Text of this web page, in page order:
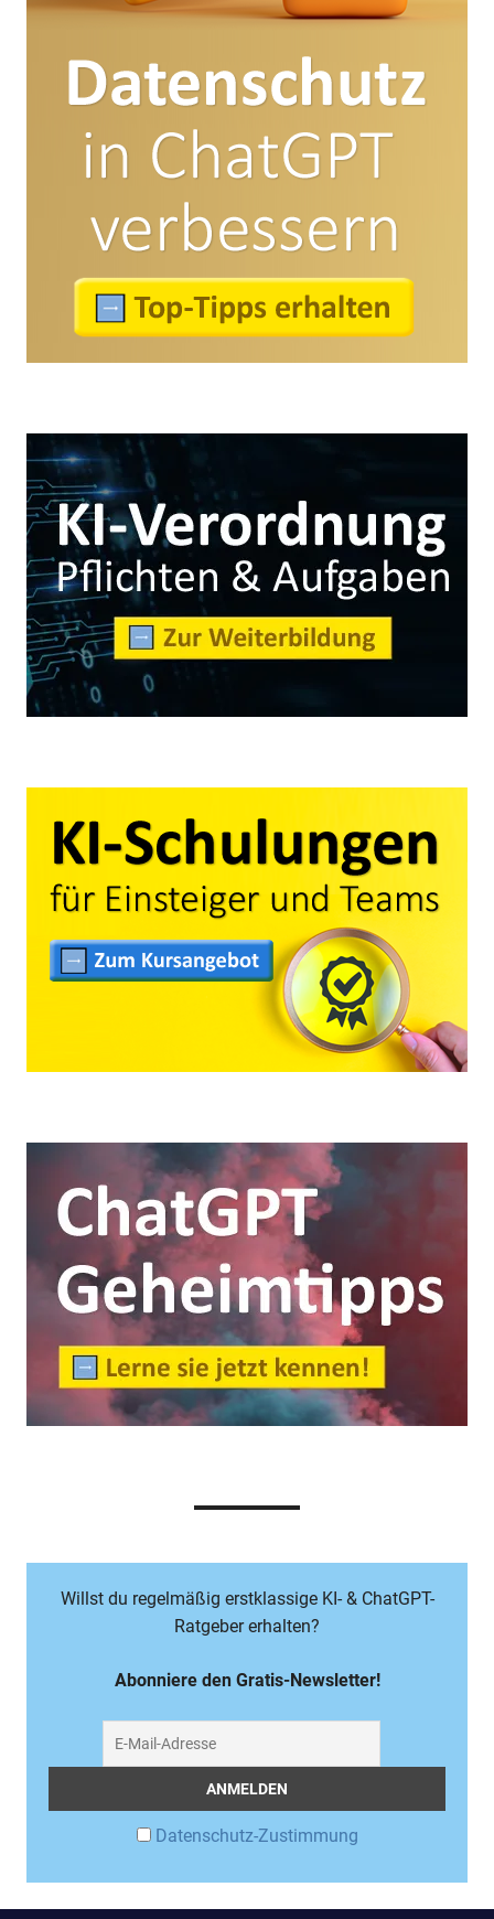
Willst du regelmäßig erstklassige KI- & ChatGPT-
Ratgeber erhalten?
Abonniere den Gratis-Newsletter!
Datenschutz-Zustimmung